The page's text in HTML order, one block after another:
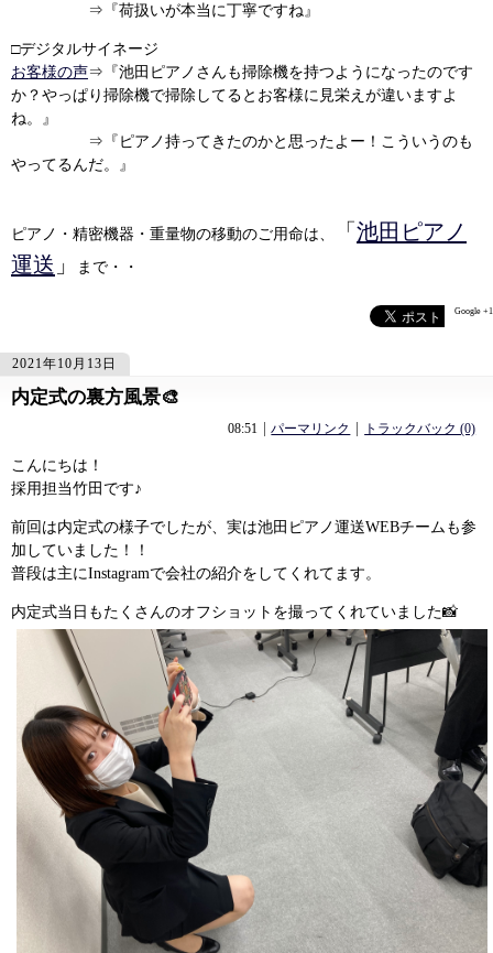
⇒『荷扱いが本当に丁寧ですね』
□デジタルサイネージ
お客様の声⇒『池田ピアノさんも掃除機を持つようになったのです
か？やっぱり掃除機で掃除してるとお客様に見栄えが違いますよ
ね。』
⇒『ピアノ持ってきたのかと思ったよー！こういうのも
やってるんだ。』
ピアノ・精密機器・重量物の移動のご用命は、 「池田ピアノ
運送 」 まで・・
Google +1
2021年10月13日
内定式の裏方風景🎨
08:51 パーマリンク トラックバック (0)
こんにちは！
採用担当竹田です♪
前回は内定式の様子でしたが、実は池田ピアノ運送WEBチームも参
加していました！！
普段は主にInstagramで会社の紹介をしてくれてます。
内定式当日もたくさんのオフショットを撮ってくれていました📸